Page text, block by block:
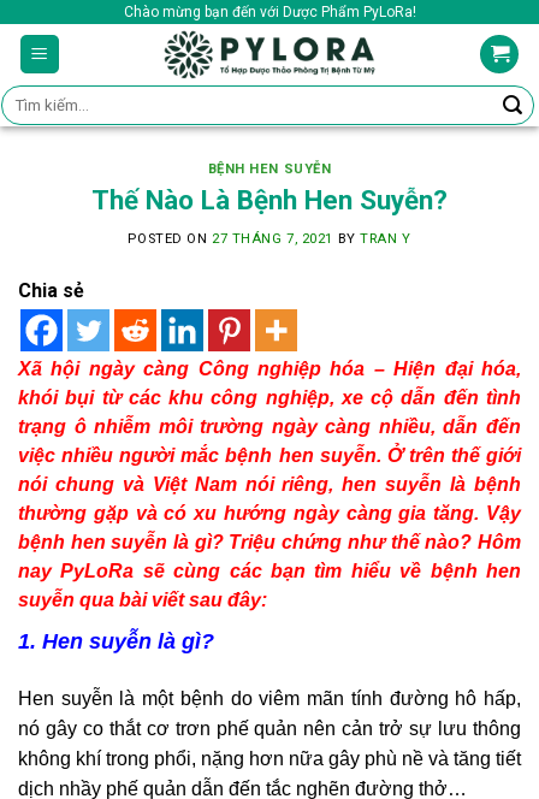
content
Chào mừng bạn đến với Dược Phẩm PyLoRa!
Tìm
kiếm:
BỆNH HEN SUYỄN
Thế Nào Là Bệnh Hen Suyễn?
POSTED ON 27 THÁNG 7, 2021 BYTRAN Y
Chia sẻ
Xã hội ngày càng Công nghiệp hóa – Hiện đại hóa,
khói bụi từ các khu công nghiệp, xe cộ dẫn đến tình
trạng ô nhiễm môi trường ngày càng nhiều, dẫn đến
việc nhiều người mắc bệnh hen suyễn. Ở trên thế giới
nói chung và Việt Nam nói riêng, hen suyễn là bệnh
thường gặp và có xu hướng ngày càng gia tăng. Vậy
bệnh hen suyễn là gì? Triệu chứng như thế nào? Hôm
nay PyLoRa sẽ cùng các bạn tìm hiểu về bệnh hen
suyễn qua bài viết sau đây:
1. Hen suyễn là gì?
Hen suyễn là một bệnh do viêm mãn tính đường hô hấp,
nó gây co thắt cơ trơn phế quản nên cản trở sự lưu thông
không khí trong phổi, nặng hơn nữa gây phù nề và tăng tiết
dịch nhầy phế quản dẫn đến tắc nghẽn đường thở…